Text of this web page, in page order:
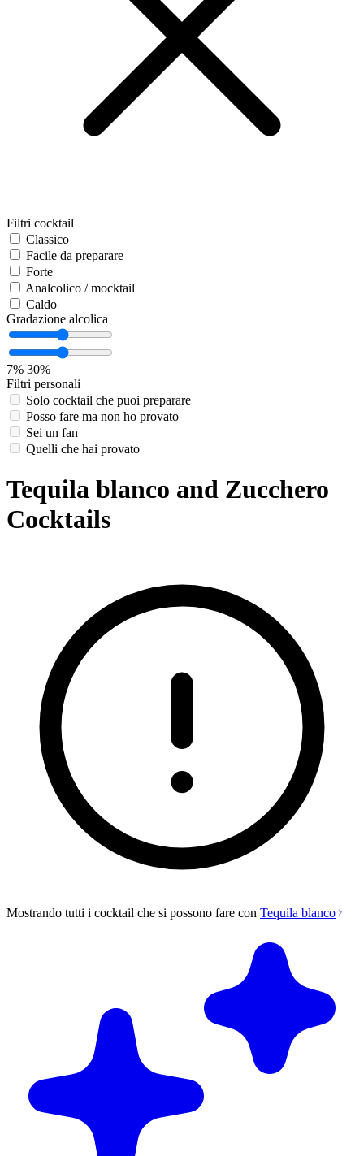
Filtri cocktail
Classico
Facile da preparare
Forte
Analcolico / mocktail
Caldo
Gradazione alcolica
7% 30%
Filtri personali
Solo cocktail che puoi preparare
Posso fare ma non ho provato
Sei un fan
Quelli che hai provato
Tequila blanco and Zucchero
Cocktails
Mostrando tutti i cocktail che si possono fare con Tequila blanco